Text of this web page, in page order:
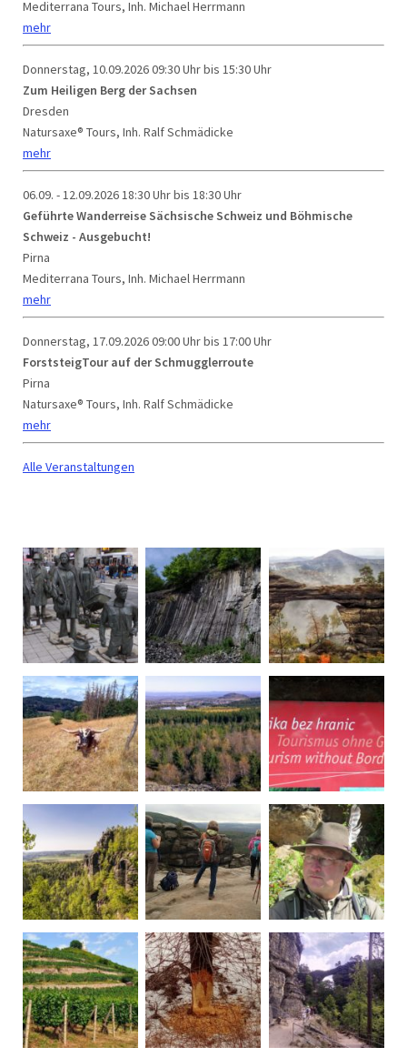
Mediterrana Tours, Inh. Michael Herrmann
mehr
Donnerstag, 10.09.202609:30 Uhr bis 15:30 Uhr
Zum Heiligen Berg der Sachsen
Dresden
Natursaxe® Tours, Inh. Ralf Schmädicke
mehr
06.09. - 12.09.202618:30 Uhr bis 18:30 Uhr
Geführte Wanderreise Sächsische Schweiz und Böhmische
Schweiz - Ausgebucht!
Pirna
Mediterrana Tours, Inh. Michael Herrmann
mehr
Donnerstag, 17.09.202609:00 Uhr bis 17:00 Uhr
ForststeigTour auf der Schmugglerroute
Pirna
Natursaxe® Tours, Inh. Ralf Schmädicke
mehr
Alle Veranstaltungen